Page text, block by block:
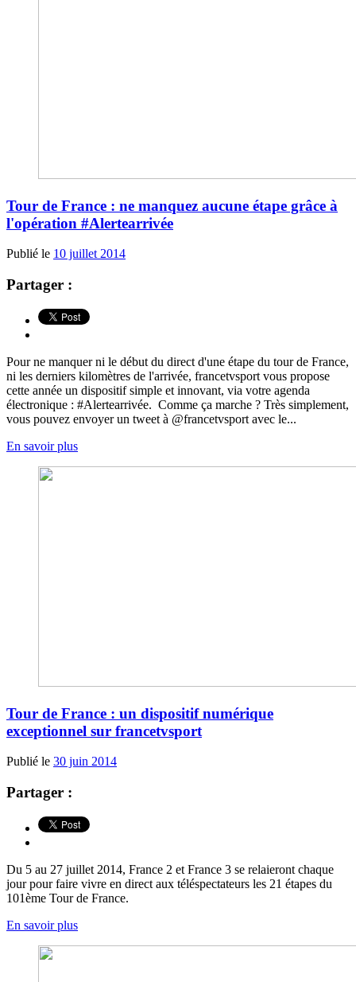
Tour de France : ne manquez aucune étape grâce à
l'opération #Alertearrivée
Publié le 10 juillet 2014
Partager :
Pour ne manquer ni le début du direct d'une étape du tour de France,
ni les derniers kilomètres de l'arrivée, francetvsport vous propose
cette année un dispositif simple et innovant, via votre agenda
électronique : #Alertearrivée. Comme ça marche ? Très simplement,
vous pouvez envoyer un tweet à @francetvsport avec le...
En savoir plus
Tour de France : un dispositif numérique
exceptionnel sur francetvsport
Publié le 30 juin 2014
Partager :
Du 5 au 27 juillet 2014, France 2 et France 3 se relaieront chaque
jour pour faire vivre en direct aux téléspectateurs les 21 étapes du
101ème Tour de France.
En savoir plus